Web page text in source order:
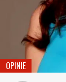
OPINIE